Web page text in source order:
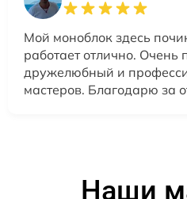
Мой моноблок здесь
работает отлично. Очень
дружелюбный и
мастеров. Благодарю за
Наши